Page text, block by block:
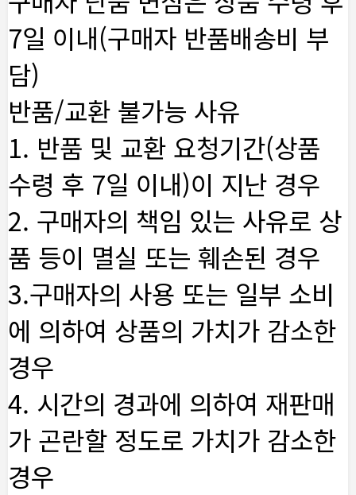
7일 이내(구매자 반품배송비 부
담)
반품/교환 불가능 사유
1. 반품 및 교환 요청기간(상품
수령 후 7일 이내)이 지난 경우
2. 구매자의 책임 있는 사유로 상
품 등이 멸실 또는 훼손된 경우
3.구매자의 사용 또는 일부 소비
에 의하여 상품의 가치가 감소한
경우
4. 시간의 경과에 의하여 재판매
가 곤란할 정도로 가치가 감소한
경우